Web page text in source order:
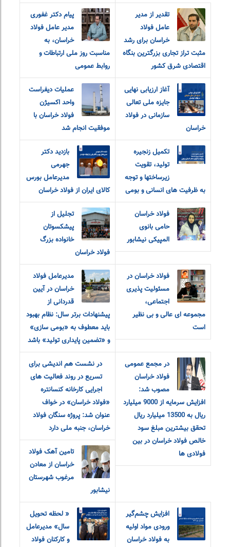
تقدیر از مدیر
عامل فولاد
خراسان برای رشد
مثبت تراز تجاری بزرگترین بنگاه
اقتصادی شرق کشور
پیام دکتر غفوری
مدیر عامل فولاد
خراسان، به
مناسبت روز ملی ارتباطات و
روابط عمومی
آغاز ارزیابی نهایی
جایزه ملی تعالی
سازمانی در فولاد
خراسان
عملیات دیفراست
واحد اکسیژن
فولاد خراسان با
موفقیت انجام شد
تکمیل زنجیره
تولید، تقویت
زیرساختها و توجه
به ظرفیت های انسانی و بومی
بازدید دکتر
جهرمی
مدیرعامل بورس
کالای ایران از فولاد خراسان
فولاد خراسان
حامی بانوی
المپیکی نیشابور
تجلیل از
پیشکسوتان
خانواده بزرگ
فولاد خراسان
فولاد خراسان در
مسئولیت پذیری
اجتماعی،
مجموعه ای عالی و بی نظیر
است
مدیرعامل فولاد
خراسان در آیین
قدردانی از
پیشنهادات برتر سال: نظام بهبود
باید معطوف به «بومی سازی»
و «تضمین پایداری تولید» باشد
در مجمع عمومی
فولاد خراسان
مصوب شد:
افزایش سرمایه از 9000 میلیارد
ریال به 13500 میلیارد ریال
تحقق بیشترین مبلغ سود
خالص فولاد خراسان در بین
فولادی ها
در نشست هم اندیشی برای
تسریع در روند فعالیت های
اجرایی کارخانه کنسانتره
«فولاد خراسان» در خواف
عنوان شد: پروژه سنگان فولاد
خراسان، جنبه ملی دارد
تامین آهک فولاد
خراسان از معادن
مرغوب شهرستان
نیشابور
افزایش چشم‌گیر
ورودی مواد اولیه
به فولاد خراسان
« لحظه تحویل
سال» مدیرعامل
و‌ کارکنان فولاد